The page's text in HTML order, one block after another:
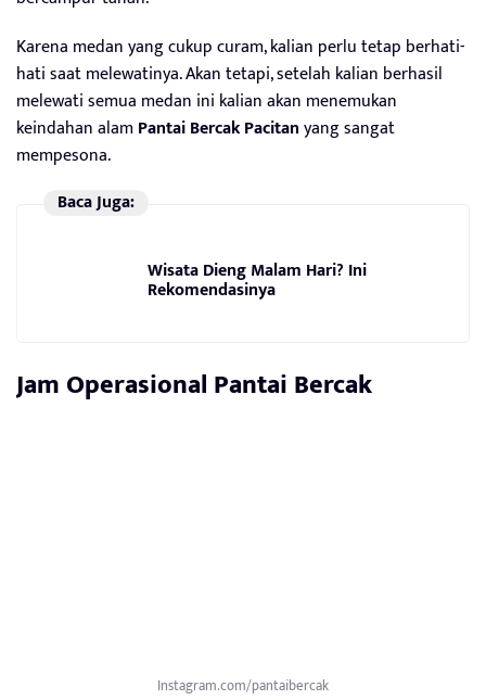
Karena medan yang cukup curam, kalian perlu tetap berhati-
hati saat melewatinya. Akan tetapi, setelah kalian berhasil
melewati semua medan ini kalian akan menemukan
keindahan alamPantai Bercak Pacitanyang sangat
mempesona.
Baca Juga:
Wisata Dieng Malam Hari? Ini
Rekomendasinya
Jam Operasional Pantai Bercak
Instagram.com/pantaibercak